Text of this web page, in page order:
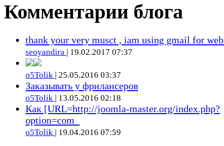
Комментарии блога
thank your very musct , iam using gmail for
seoyandira | 19.02.2017 07:37
o5Tolik | 25.05.2016 03:37
Заказывать у фрилансеров
o5Tolik | 13.05.2016 02:18
Как [URL=http://joomla-master.org/index.php?
option=com_
o5Tolik | 19.04.2016 07:59